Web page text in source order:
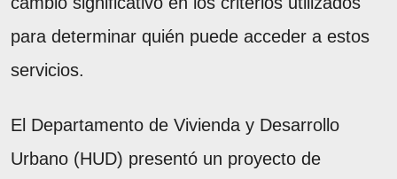
para determinar quién puede acceder a estos
servicios.
El Departamento de Vivienda y Desarrollo
Urbano (HUD) presentó un proyecto de